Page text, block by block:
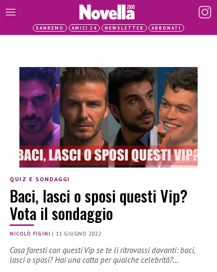
SANREMO AMICI 24 NEWSLETTER ABBONATI
QUIZ E SONDAGGI
Baci, lasci o sposi questi Vip?
Vota il sondaggio
NICOLÒ FIGINI | 11 GIUGNO 2022
Cosa faresti con questi Vip se te li ritrovassi davanti: baci,
lasci o sposi? Hai una cotta per qualche celebrità?…